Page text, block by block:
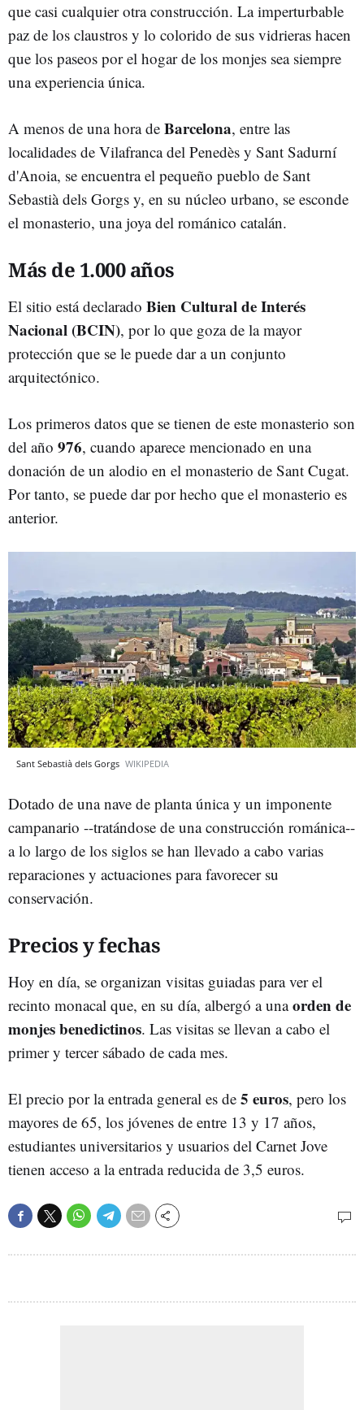
que casi cualquier otra construcción. La imperturbable
paz de los claustros y lo colorido de sus vidrieras hacen
que los paseos por el hogar de los monjes sea siempre
una experiencia única.
A menos de una hora de Barcelona, entre las
localidades de Vilafranca del Penedès y Sant Sadurní
d'Anoia, se encuentra el pequeño pueblo de Sant
Sebastià dels Gorgs y, en su núcleo urbano, se esconde
el monasterio, una joya del románico catalán.
Más de 1.000 años
El sitio está declarado Bien Cultural de Interés
Nacional (BCIN), por lo que goza de la mayor
protección que se le puede dar a un conjunto
arquitectónico.
Los primeros datos que se tienen de este monasterio son
del año 976, cuando aparece mencionado en una
donación de un alodio en el monasterio de Sant Cugat.
Por tanto, se puede dar por hecho que el monasterio es
anterior.
Sant Sebastià dels Gorgs WIKIPEDIA
Dotado de una nave de planta única y un imponente
campanario --tratándose de una construcción románica--
a lo largo de los siglos se han llevado a cabo varias
reparaciones y actuaciones para favorecer su
conservación.
Precios y fechas
Hoy en día, se organizan visitas guiadas para ver el
recinto monacal que, en su día, albergó a unaorden de
monjes benedictinos. Las visitas se llevan a cabo el
primer y tercer sábado de cada mes.
El precio por la entrada general es de 5 euros, pero los
mayores de 65, los jóvenes de entre 13 y 17 años,
estudiantes universitarios y usuarios del Carnet Jove
tienen acceso a la entrada reducida de 3,5 euros.